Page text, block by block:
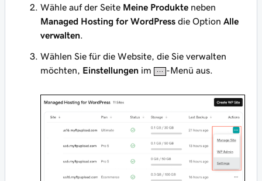
Wähle auf der Seite Meine Produkte neben
Managed Hosting for WordPress die Option Alle
verwalten
Wählen Sie für die Website, die Sie verwalten
möchten, Einstellungen im -Menü aus.